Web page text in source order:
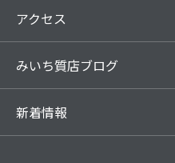
アクセス
みいち質店ブログ
新着情報